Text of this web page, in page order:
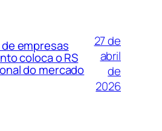
empresas
coloca o RS
do mercado
27 de
abril
de
2026